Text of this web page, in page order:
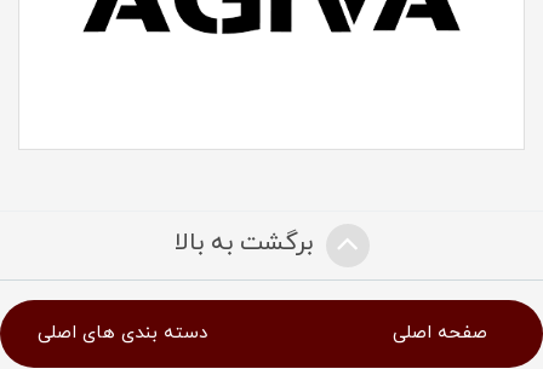
برگشت به بالا
صفحه اصلی دسته بندی های اصلی